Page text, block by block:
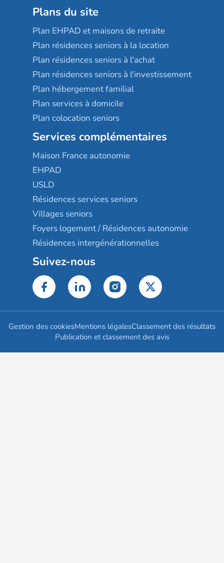
Plans du site
Plan EHPAD et maisons de retraite
Plan résidences seniors à la location
Plan résidences seniors à l'achat
Plan résidences seniors à l'investissement
Plan hébergement familial
Plan services à domicile
Plan colocation seniors
Services complémentaires
Maison France autonomie
EHPAD
USLD
Résidences services seniors
Villages seniors
Foyers logement / Résidences autonomie
Résidences intergénérationnelles
Suivez-nous
Gestion des cookiesMentions légalesClassement des résultats
Publication et classement des avis